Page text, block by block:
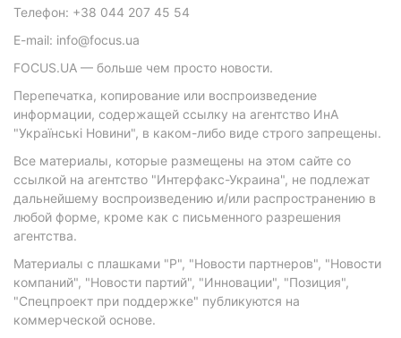
Телефон: +38 044 207 45 54
E-mail: info@focus.ua
FOCUS.UA — больше чем просто новости.
Перепечатка, копирование или воспроизведение
информации, содержащей ссылку на агентство ИнА
"Українські Новини", в каком-либо виде строго запрещены.
Все материалы, которые размещены на этом сайте со
ссылкой на агентство "Интерфакс-Украина", не подлежат
дальнейшему воспроизведению и/или распространению в
любой форме, кроме как с письменного разрешения
агентства.
Материалы с плашками "Р", "Новости партнеров", "Новости
компаний", "Новости партий", "Инновации", "Позиция",
"Спецпроект при поддержке" публикуются на
коммерческой основе.